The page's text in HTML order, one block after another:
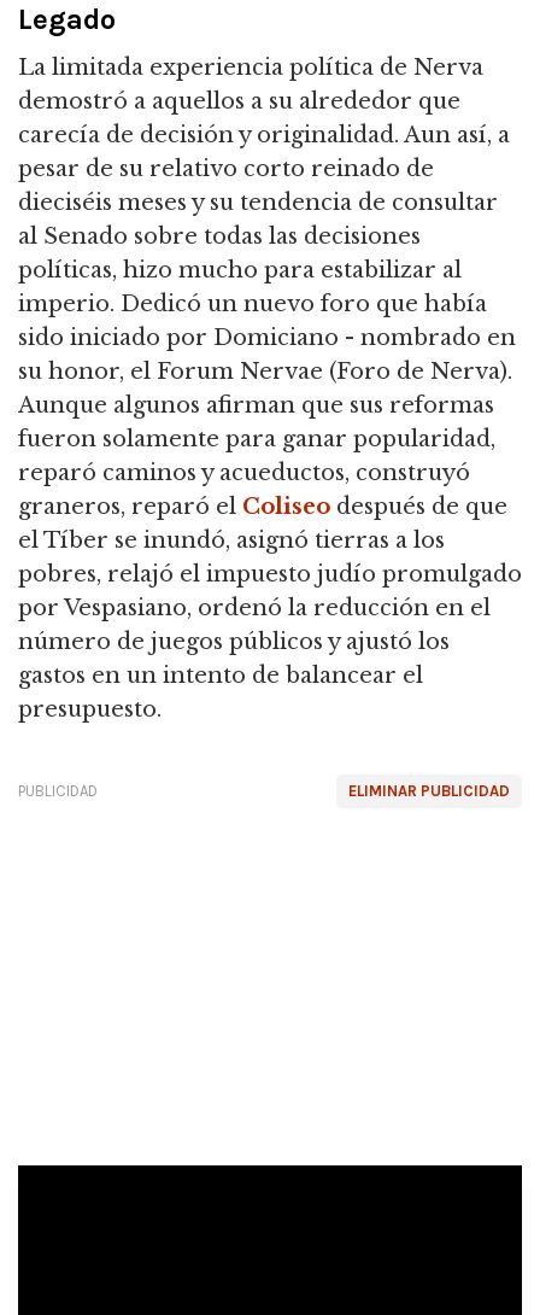
Legado
La limitada experiencia política de Nerva
demostró a aquellos a su alrededor que
carecía de decisión y originalidad. Aun así, a
pesar de su relativo corto reinado de
dieciséis meses y su tendencia de consultar
al Senado sobre todas las decisiones
políticas, hizo mucho para estabilizar al
imperio. Dedicó un nuevo foro que había
sido iniciado por Domiciano - nombrado en
su honor, el Forum Nervae (Foro de Nerva).
Aunque algunos afirman que sus reformas
fueron solamente para ganar popularidad,
reparó caminos y acueductos, construyó
graneros, reparó el Coliseo después de que
el Tíber se inundó, asignó tierras a los
pobres, relajó el impuesto judío promulgado
por Vespasiano, ordenó la reducción en el
número de juegos públicos y ajustó los
gastos en un intento de balancear el
presupuesto.
ELIMINAR PUBLICIDAD
PUBLICIDAD